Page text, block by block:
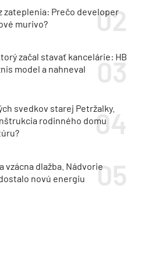
zateplenia: Prečo developer
murivo?
začal stavať kancelárie: HB
model a nahneval
svedkov starej Petržalky.
rodinného domu
vzácna dlažba. Nádvorie
novú energiu